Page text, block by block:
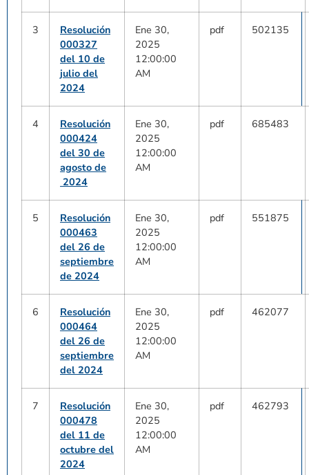
3
Resolución
000327
del 10 de
julio del
2024
Ene 30,
2025
12:00:00
AM
pdf 502135
4
Resolución
000424
del 30 de
agosto de
2024
Ene 30,
2025
12:00:00
AM
pdf 685483
5
Resolución
000463
del 26 de
septiembre
de 2024
Ene 30,
2025
12:00:00
AM
pdf 551875
6
Resolución
000464
del 26 de
septiembre
del 2024
Ene 30,
2025
12:00:00
AM
pdf 462077
7
Resolución
000478
del 11 de
octubre del
2024
Ene 30,
2025
12:00:00
AM
pdf 462793